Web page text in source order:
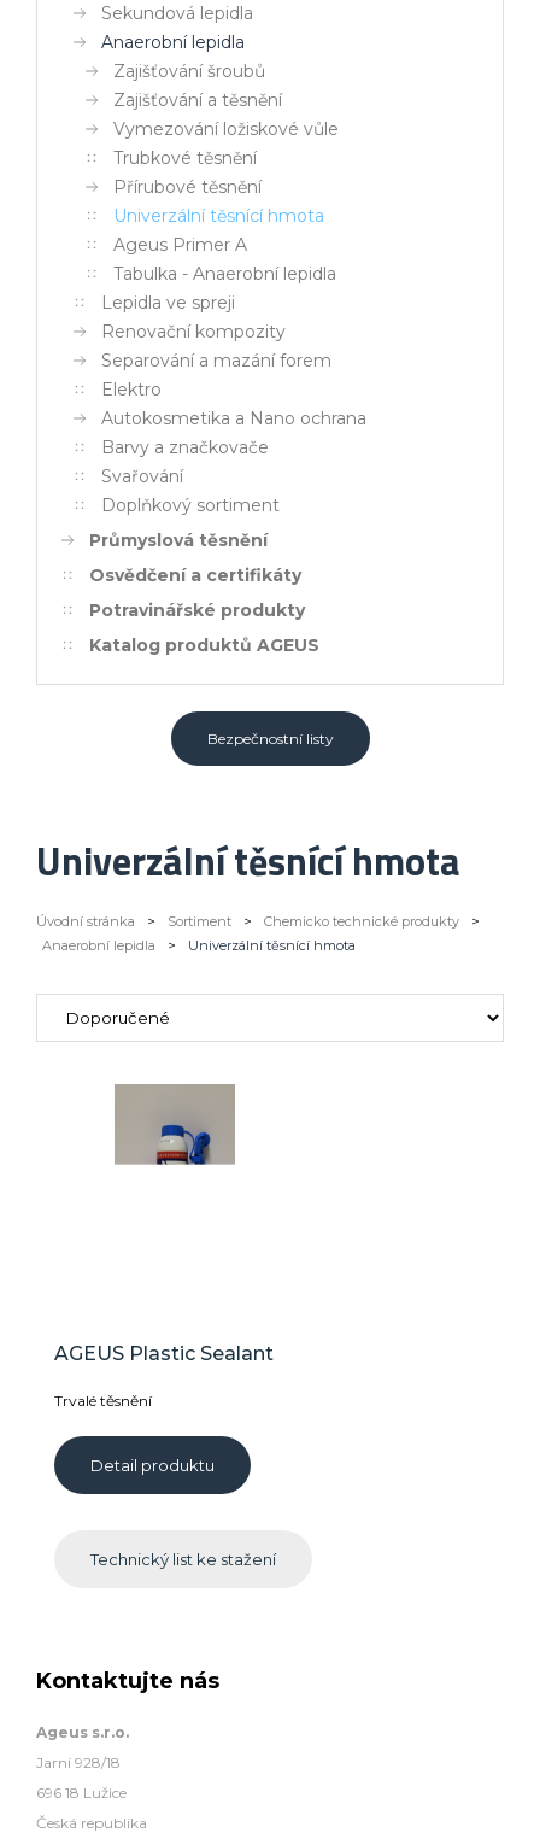
Sekundová lepidla
Anaerobní lepidla
Zajišťování šroubů
Zajišťování a těsnění
Vymezování ložiskové vůle
Trubkové těsnění
Přírubové těsnění
Univerzální těsnící hmota
Ageus Primer A
Tabulka - Anaerobní lepidla
Lepidla ve spreji
Renovační kompozity
Separování a mazání forem
Elektro
Autokosmetika a Nano ochrana
Barvy a značkovače
Svařování
Doplňkový sortiment
Průmyslová těsnění
Osvědčení a certifikáty
Potravinářské produkty
Katalog produktů AGEUS
Bezpečnostní listy
Univerzální těsnící hmota
Úvodní stránka > Sortiment > Chemicko technické produkty
>
Anaerobní lepidla
> Univerzální těsnící hmota
AGEUS Plastic Sealant
Trvalé těsnění
Detail produktu
Technický list ke stažení
Kontaktujte nás
Ageus s.r.o.
Jarní 928/18
696 18 Lužice
Česká republika